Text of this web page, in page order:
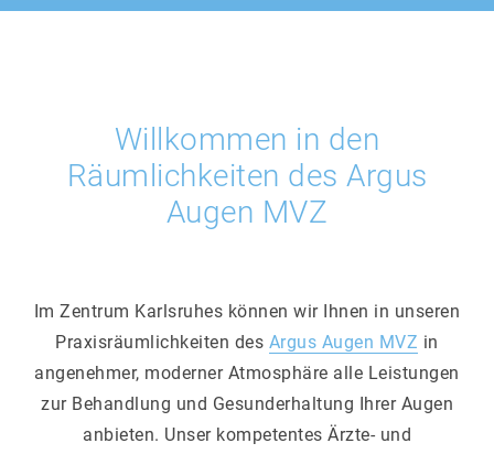
Willkommen in den
Räumlichkeiten des Argus
Augen MVZ
Im Zentrum Karlsruhes können wir Ihnen in unseren
Praxisräumlichkeiten des Argus Augen MVZ in
angenehmer, moderner Atmosphäre alle Leistungen
zur Behandlung und Gesunderhaltung Ihrer Augen
anbieten. Unser kompetentes Ärzte- und